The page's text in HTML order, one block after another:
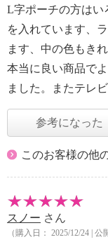
L字ポーチの方はい
を入れています、
ます、中の色もき
本当に良い商品で
ました。またテレ
参考になった
このお客様の他
スノー さん
（購入日： 2025/12/24 | 公